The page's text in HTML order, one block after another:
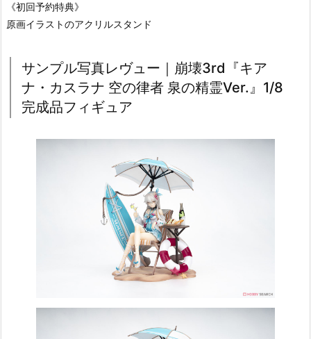
《初回予約特典》
原画イラストのアクリルスタンド
サンプル写真レヴュー｜崩壊3rd『キア
ナ・カスラナ 空の律者 泉の精霊Ver.』1/8
完成品フィギュア